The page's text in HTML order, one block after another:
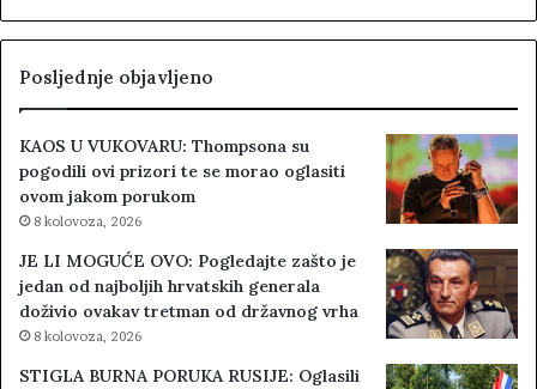
Posljednje objavljeno
KAOS U VUKOVARU: Thompsona su
pogodili ovi prizori te se morao oglasiti
ovom jakom porukom
8 kolovoza, 2026
JE LI MOGUĆE OVO: Pogledajte zašto je
jedan od najboljih hrvatskih generala
doživio ovakav tretman od državnog vrha
8 kolovoza, 2026
STIGLA BURNA PORUKA RUSIJE: Oglasili